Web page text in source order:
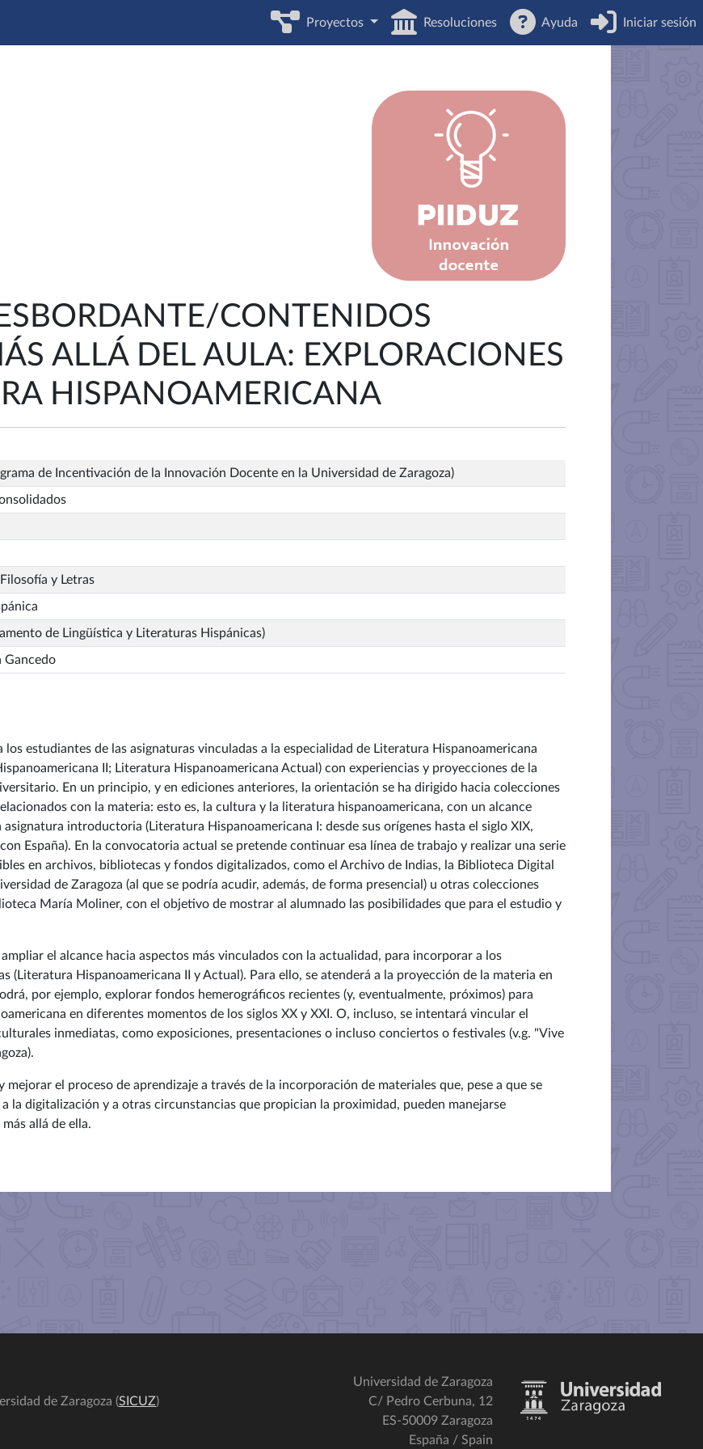
Proyectos Resoluciones Ayuda Iniciar sesión
CONTENIDOS
ALLÁ DEL AULA: EXPLORACIONES
HISPANOAMERICANA
de Incentivación de la Innovación Docente en la Universidad de Zaragoza)
y Letras
de Lingüística y Literaturas Hispánicas)
Gancedo
estudiantes de las asignaturas vinculadas a la especialidad de Literatura Hispanoamericana
II; Literatura Hispanoamericana Actual) con experiencias y proyecciones de la
En un principio, y en ediciones anteriores, la orientación se ha dirigido hacia colecciones
con la materia: esto es, la cultura y la literatura hispanoamericana, con un alcance
introductoria (Literatura Hispanoamericana I: desde sus orígenes hasta el siglo XIX,
España). En la convocatoria actual se pretende continuar esa línea de trabajo y realizar una serie
en archivos, bibliotecas y fondos digitalizados, como el Archivo de Indias, la Biblioteca Digital
de Zaragoza (al que se podría acudir, además, de forma presencial) u otras colecciones
María Moliner, con el objetivo de mostrar al alumnado las posibilidades que para el estudio y
el alcance hacia aspectos más vinculados con la actualidad, para incorporar a los
(Literatura Hispanoamericana II y Actual). Para ello, se atenderá a la proyección de la materia en
por ejemplo, explorar fondos hemerográficos recientes (y, eventualmente, próximos) para
en diferentes momentos de los siglos XX y XXI. O, incluso, se intentará vincular el
inmediatas, como exposiciones, presentaciones o incluso conciertos o festivales (v.g. "Vive
el proceso de aprendizaje a través de la incorporación de materiales que, pese a que se
la digitalización y a otras circunstancias que propician la proximidad, pueden manejarse
allá de ella.
de Zaragoza (SICUZ)
Universidad de Zaragoza
C/ Pedro Cerbuna, 12
ES-50009 Zaragoza
España / Spain